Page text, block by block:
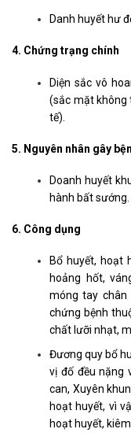
Danh huyết hư
4. Chứng trạng chính
Diện sắc vô
(sắc mặt không
tế).
5. Nguyên nhân gây
Doanh huyết
hành bất sướng.
6. Công dụng
Bổ huyết, hoạt
hoảng hốt,
móng tay chân
chứng bệnh
chất lưỡi nhạt,
Đương quy bổ
vị đố đều nặng
can, Xuyên
hoạt huyết, vì
hoạt huyết,